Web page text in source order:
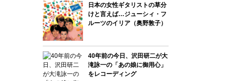
日本の女性ギタリストの草分
けと言えば…ジューシィ・フ
ルーツのイリア（奥野敦子）
40年前の今日、沢田研二が大
滝詠一の「あの娘に御用心」
をレコーディング